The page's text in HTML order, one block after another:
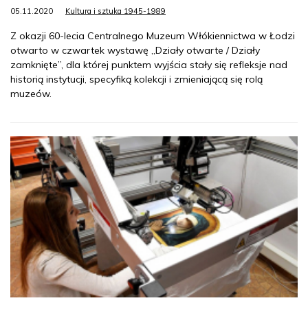
05.11.2020 Kultura i sztuka 1945-1989
Z okazji 60-lecia Centralnego Muzeum Włókiennictwa w Łodzi
otwarto w czwartek wystawę „Działy otwarte / Działy
zamknięte”, dla której punktem wyjścia stały się refleksje nad
historią instytucji, specyfiką kolekcji i zmieniającą się rolą
muzeów.